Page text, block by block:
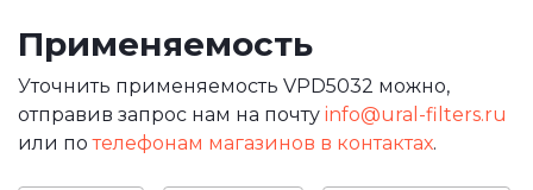
Применяемость
Уточнить применяемость VPD5032 можно,
отправив запрос нам на почту info@ural-filters.ru
или потелефонам магазинов в контактах.